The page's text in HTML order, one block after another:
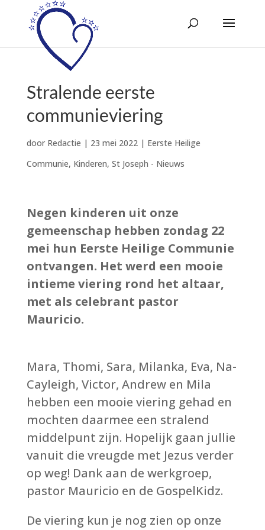
Stralende eerste
communieviering
door Redactie | 23 mei 2022| Eerste Heilige
Communie, Kinderen, St Joseph - Nieuws
Negen kinderen uit onze
gemeenschap hebben zondag 22
mei hun Eerste Heilige Communie
ontvangen. Het werd een mooie
intieme viering rond het altaar,
met als celebrant pastor
Mauricio.
Mara, Thomi, Sara, Milanka, Eva, Na-
Cayleigh, Victor, Andrew en Mila
hebben een mooie viering gehad en
mochten daarmee een stralend
middelpunt zijn. Hopelijk gaan jullie
vanuit die vreugde met Jezus verder
op weg! Dank aan de werkgroep,
pastor Mauricio en de GospelKidz.
De viering kun je nog zien op onze